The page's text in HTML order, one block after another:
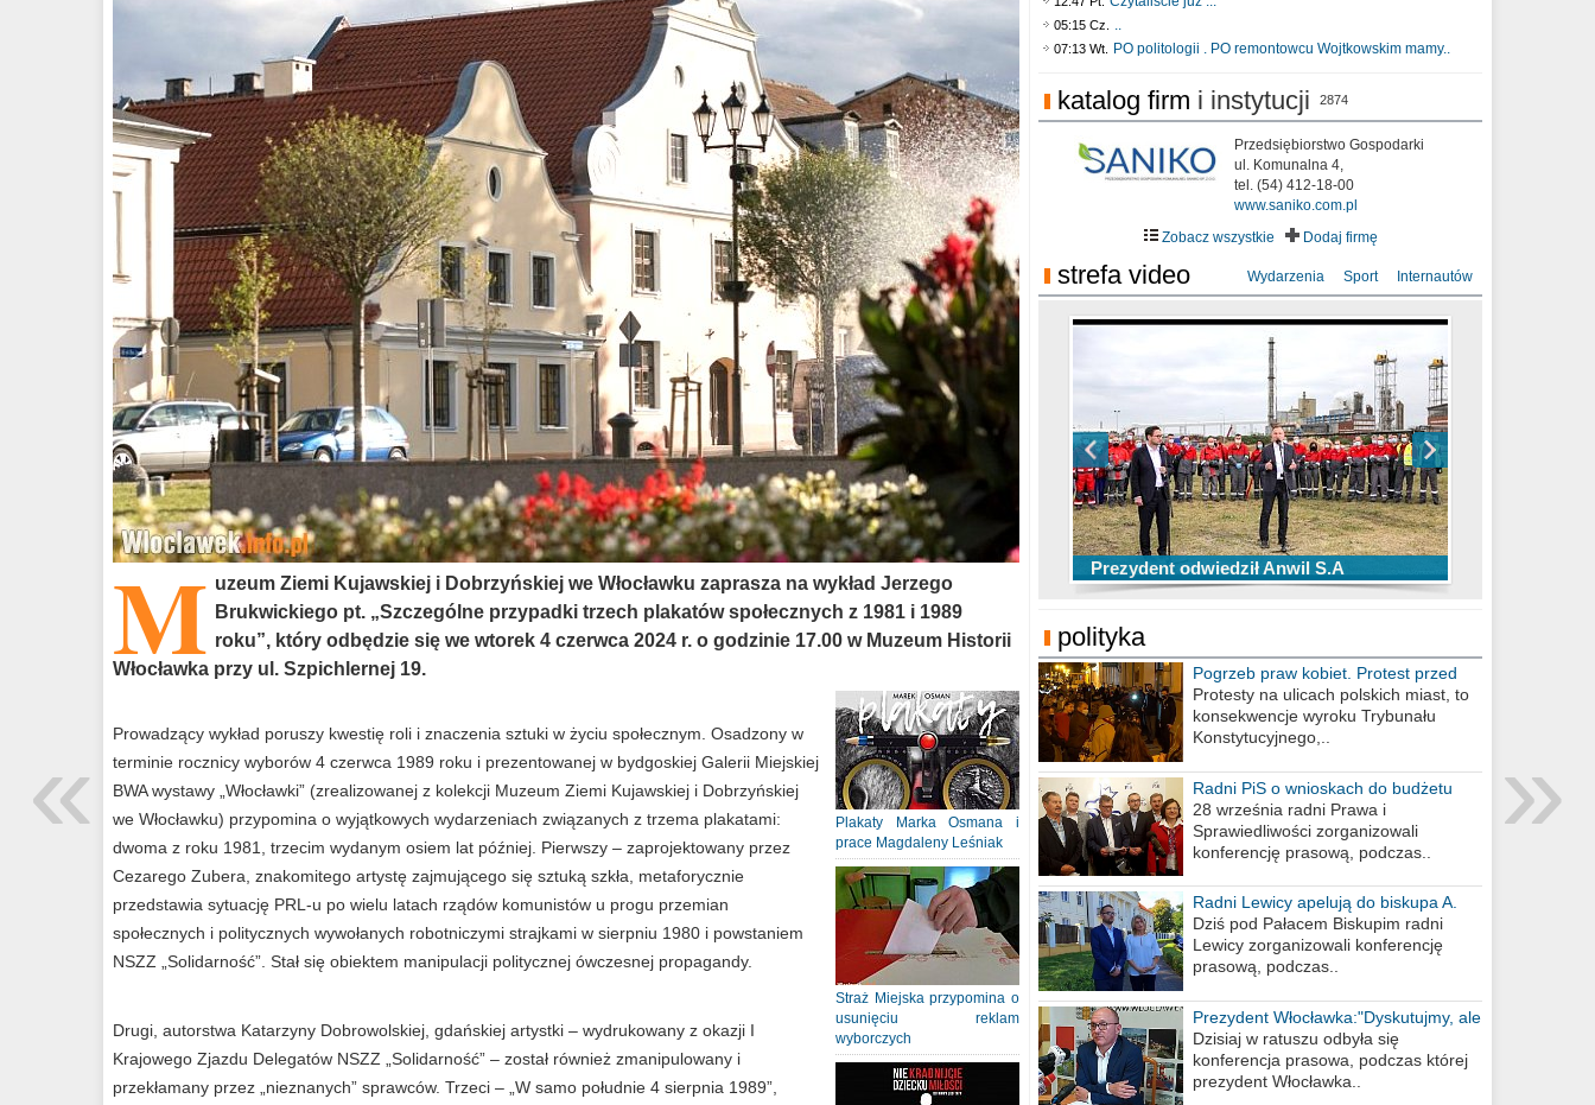
M uzeum Ziemi Kujawskiej i Dobrzyńskiej we Włocławku zaprasza na wykład Jerzego
Brukwickiego pt. „Szczególne przypadki trzech plakatów społecznych z 1981 i 1989
roku”, który odbędzie się we wtorek 4 czerwca 2024 r. o godzinie 17.00 w Muzeum Historii
Włocławka przy ul. Szpichlernej 19.
Plakaty Marka Osmana i
prace Magdaleny Leśniak
Straż Miejska przypomina o
usunięciu reklam
wyborczych
Prowadzący wykład poruszy kwestię roli i znaczenia sztuki w życiu społecznym. Osadzony w
terminie rocznicy wyborów 4 czerwca 1989 roku i prezentowanej w bydgoskiej Galerii Miejskiej
BWA wystawy „Włocławki” (zrealizowanej z kolekcji Muzeum Ziemi Kujawskiej i Dobrzyńskiej
we Włocławku) przypomina o wyjątkowych wydarzeniach związanych z trzema plakatami:
dwoma z roku 1981, trzecim wydanym osiem lat później. Pierwszy – zaprojektowany przez
Cezarego Zubera, znakomitego artystę zajmującego się sztuką szkła, metaforycznie
przedstawia sytuację PRL-u po wielu latach rządów komunistów u progu przemian
społecznych i politycznych wywołanych robotniczymi strajkami w sierpniu 1980 i powstaniem
NSZZ „Solidarność”. Stał się obiektem manipulacji politycznej ówczesnej propagandy.
Drugi, autorstwa Katarzyny Dobrowolskiej, gdańskiej artystki – wydrukowany z okazji I
Krajowego Zjazdu Delegatów NSZZ „Solidarność” – został również zmanipulowany i
przekłamany przez „nieznanych” sprawców. Trzeci – „W samo południe 4 sierpnia 1989”,
05:15 Cz. ..
07:13 Wt. PO politologii . PO remontowcu Wojtkowskim mamy..
katalog firm i instytucji 2874
Przedsiębiorstwo Gospodarki
ul. Komunalna 4,
tel. (54) 412-18-00
www.saniko.com.pl
Zobacz wszystkie
Dodaj firmę
strefa video Wydarzenia Sport Internautów
Prezydent odwiedził Anwil S.A
TOP 10 przechwytów Anwilu Włocławek
w EBL w sezonie 2019/2020
TOP 5 rzutów Anwilu Włocławek w BCL
w sezonie 2019/2020
Ni To Ponk - W oczach mamy strach
sixf33t .Last Year DRONE FOOTAGE
Włocławek
XXIII Sesja Rady Miasta Włocławek VIII
kadencji w dniu 09.06.2020 r.
polityka
Pogrzeb praw kobiet. Protest przed
biurem poselskim PiS
Protesty na ulicach polskich miast, to
konsekwencje wyroku Trybunału
Konstytucyjnego,..
Radni PiS o wnioskach do budżetu
miasta na 2021 rok
28 września radni Prawa i
Sprawiedliwości zorganizowali
konferencję prasową, podczas..
Radni Lewicy apelują do biskupa A.
Wiesława Meringa
Dziś pod Pałacem Biskupim radni
Lewicy zorganizowali konferencję
prasową, podczas..
Prezydent Włocławka:"Dyskutujmy, ale
nie obrażajmy się”
Dzisiaj w ratuszu odbyła się
konferencja prasowa, podczas której
prezydent Włocławka..
»
«